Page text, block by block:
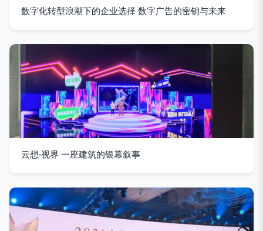
数字化转型浪潮下的企业选择 数字广告的密钥与未来
云想·视界 一座建筑的银幕叙事